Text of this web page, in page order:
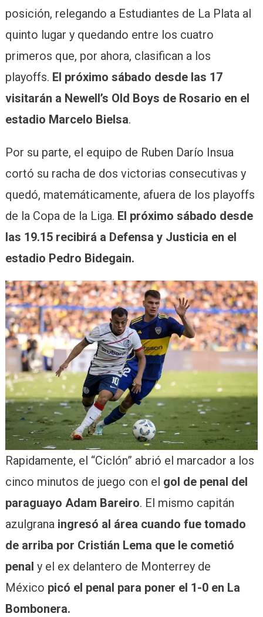
posición, relegando a Estudiantes de La Plata al
quinto lugar y quedando entre los cuatro
primeros que, por ahora, clasifican a los
playoffs. El próximo sábado desde las 17
visitarán a Newell’s Old Boys de Rosario en el
estadio Marcelo Bielsa.
Por su parte, el equipo de Ruben Darío Insua
cortó su racha de dos victorias consecutivas y
quedó, matemáticamente, afuera de los playoffs
de la Copa de la Liga. El próximo sábado desde
las 19.15 recibirá a Defensa y Justicia en el
estadio Pedro Bidegain.
Rapidamente, el “Ciclón” abrió el marcador a los
cinco minutos de juego con el gol de penal del
paraguayo Adam Bareiro. El mismo capitán
azulgrana ingresó al área cuando fue tomado
de arriba por Cristián Lema que le cometió
penal y el ex delantero de Monterrey de
México picó el penal para poner el 1-0 en La
Bombonera.